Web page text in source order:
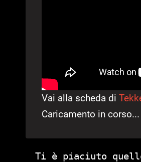
Vai alla scheda di
Caricamento in corso...
Ti è piaciuto